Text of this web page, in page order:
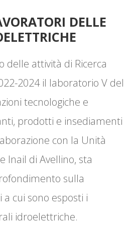
DELLE
delle attività di Ricerca
2024 il laboratorio V del
tecnologiche e
prodotti e insediamenti
con la Unità
Inail di Avellino, sta
sulla
cui sono esposti i
idroelettriche.